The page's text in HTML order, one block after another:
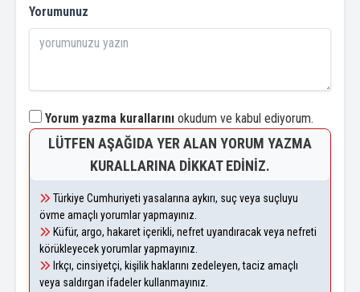
Yorumunuz
Yorum yazma kurallarını okudum ve kabul ediyorum.
LÜTFEN AŞAĞIDA YER ALAN YORUM YAZMA
KURALLARINA DIKKAT EDINIZ.
Türkiye Cumhuriyeti yasalarına aykırı, suç veya suçluyu
övme amaçlı yorumlar yapmayınız.
Küfür, argo, hakaret içerikli, nefret uyandıracak veya nefreti
körükleyecek yorumlar yapmayınız.
Irkçı, cinsiyetçi, kişilik haklarını zedeleyen, taciz amaçlı
veya saldırgan ifadeler kullanmayınız.